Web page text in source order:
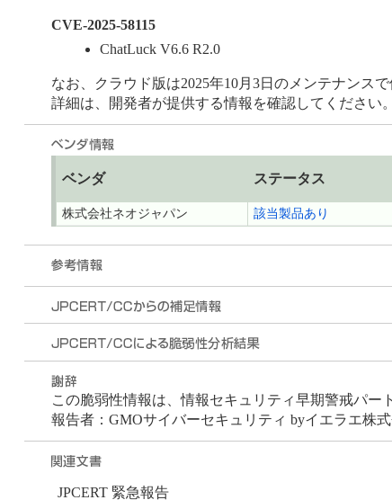
CVE-2025-58115
ChatLuck V6.6 R2.0
なお、クラウド版は2025年10月3日のメンテナンスで
詳細は、開発者が提供する情報を確認してください。
ベンダ ステータス
株式会社ネオジャパン 該当製品あり
この脆弱性情報は、情報セキュリティ早期警戒パー
報告者：GMOサイバーセキュリティ byイエラエ株
JPCERT 緊急報告